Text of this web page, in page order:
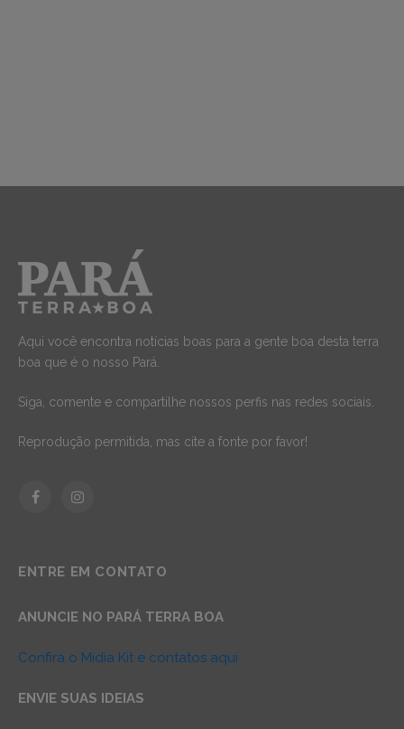
Aqui você encontra notícias boas para a gente boa desta terra
boa que é o nosso Pará.
Siga, comente e compartilhe nossos perfis nas redes sociais.
Reprodução permitida, mas cite a fonte por favor!
FacebookInstagram
ENTRE EM CONTATO
ANUNCIE NO PARÁ TERRA BOA
Confira o Mídia Kit e contatos aqui
ENVIE SUAS IDEIAS